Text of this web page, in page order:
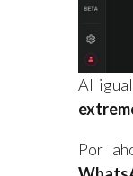
Al
Por